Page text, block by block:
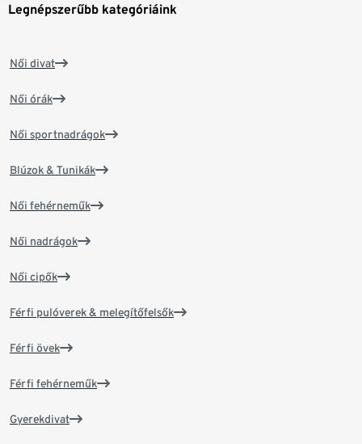
Legnépszerűbb kategóriáink
Női divat
Női órák
Női sportnadrágok
Blúzok & Tunikák
Női fehérneműk
Női nadrágok
Női cipők
Férfi pulóverek & melegítőfelsők
Férfi övek
Férfi fehérneműk
Gyerekdivat